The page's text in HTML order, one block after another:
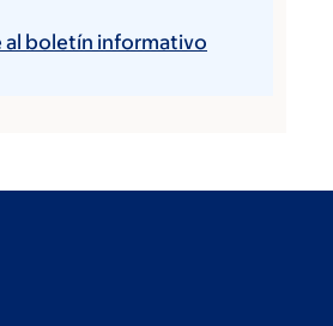
al boletín informativo